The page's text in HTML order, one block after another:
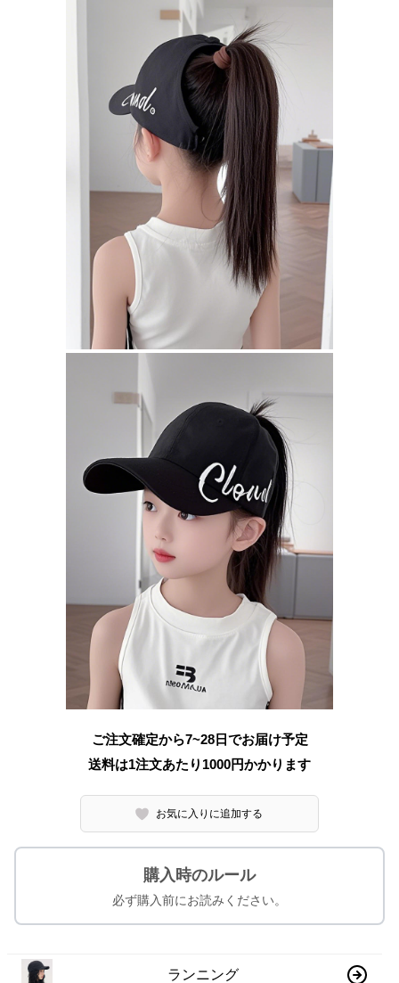
ご注文確定から7~28日でお届け予定
送料は1注文あたり 1000円かかります
お気に入りに追加する
購入時のルール
必ず購入前にお読みください。
ランニング